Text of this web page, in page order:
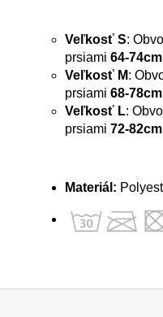
Veľkosť S:
prsiami 64-74cm
Veľkosť M:
prsiami 68-78cm
Veľkosť L:
prsiami 72-82cm
Materiál: